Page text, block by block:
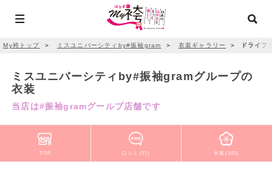
My袴トップ ＞ ミスユニバーシティby#振袖gram ＞ 衣装ギャラリー ＞ ドライ
ミスユニバーシティby#振袖gramグループの
衣装
当店は#振袖gramグールプ店舗です
TOP 口コミ(57) 衣装(100)